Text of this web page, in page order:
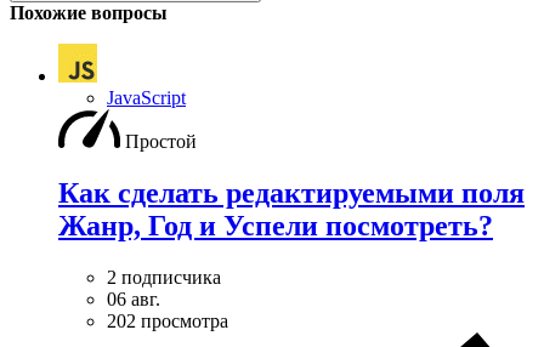
Похожие вопросы
JavaScript
Простой
Как сделать редактируемыми поля
Жанр, Год и Успели посмотреть?
2 подписчика
06 авг.
202 просмотра